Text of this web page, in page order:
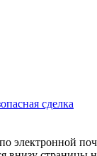
сделка
электронной